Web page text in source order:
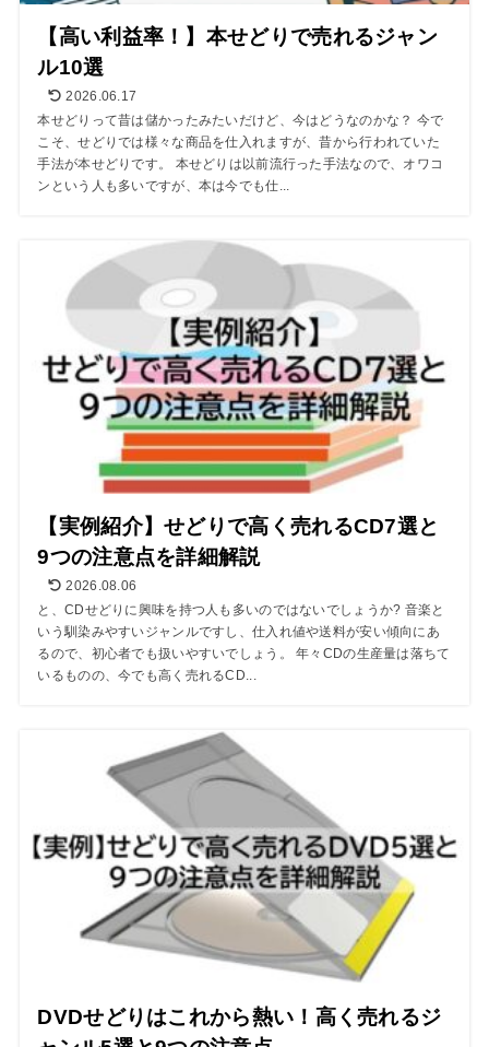
【高い利益率！】本せどりで売れるジャン
ル10選
2026.06.17
本せどりって昔は儲かったみたいだけど、今はどうなのかな？ 今で
こそ、せどりでは様々な商品を仕入れますが、昔から行われていた
手法が本せどりです。 本せどりは以前流行った手法なので、オワコ
ンという人も多いですが、本は今でも仕...
【実例紹介】せどりで高く売れるCD7選と
9つの注意点を詳細解説
2026.08.06
と、CDせどりに興味を持つ人も多いのではないでしょうか? 音楽と
いう馴染みやすいジャンルですし、仕入れ値や送料が安い傾向にあ
るので、初心者でも扱いやすいでしょう。 年々CDの生産量は落ちて
いるものの、今でも高く売れるCD...
DVDせどりはこれから熱い！高く売れるジ